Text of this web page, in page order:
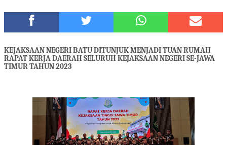
RILIS RAPAT PLENO TERBUKA PEMUTAKHIRAN DATA
APEKSI XVIII Medan
DKD PERADI Malang Jatuhkan Putusan Pelanggaran Kode Etik
Advokat, Abd. Aziz Divonis Bersalah
KEJAKSAAN NEGERI BATU DITUNJUK MENJADI TUAN RUMAH
RAPAT KERJA DAERAH SELURUH KEJAKSAAN NEGERI SE-JAWA
TIMUR TAHUN 2023